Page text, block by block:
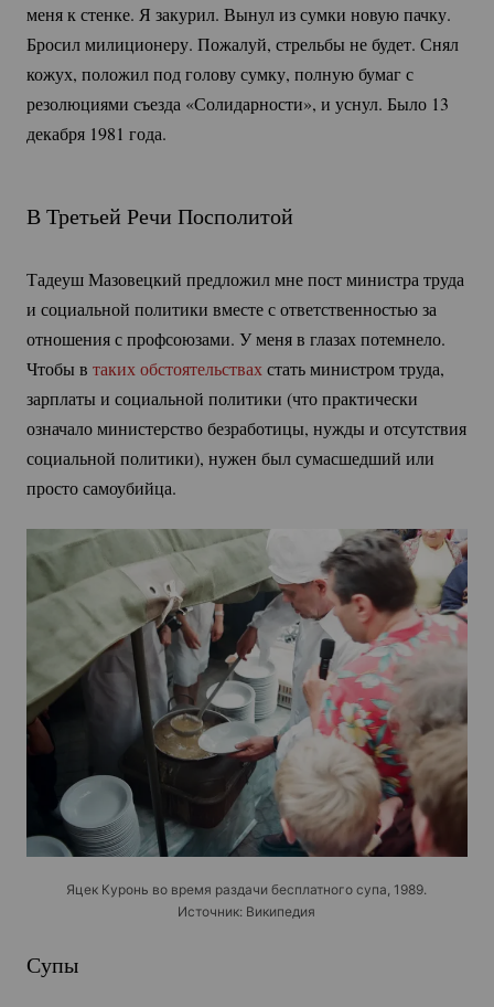
меня к стенке. Я закурил. Вынул из сумки новую пачку.
Бросил милиционеру. Пожалуй, стрельбы не будет. Снял
кожух, положил под голову сумку, полную бумаг с
резолюциями съезда «Солидарности», и уснул. Было 13
декабря 1981 года.
В Третьей Речи Посполитой
Тадеуш Мазовецкий предложил мне пост министра труда
и социальной политики вместе с ответственностью за
отношения с профсоюзами. У меня в глазах потемнело.
Чтобы в таких обстоятельствах стать министром труда,
зарплаты и социальной политики (что практически
означало министерство безработицы, нужды и отсутствия
социальной политики), нужен был сумасшедший или
просто самоубийца.
Яцек Куронь во время раздачи бесплатного супа, 1989.
Источник: Википедия
Супы